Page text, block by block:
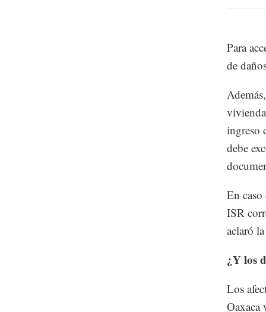
Para
de
ingreso
debe
En
ISR
aclaró
¿Y los
Los
Oaxaca